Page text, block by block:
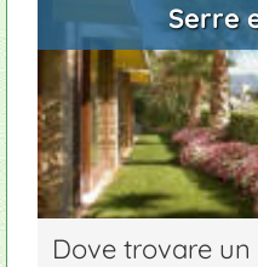
Serre
Dove trovare